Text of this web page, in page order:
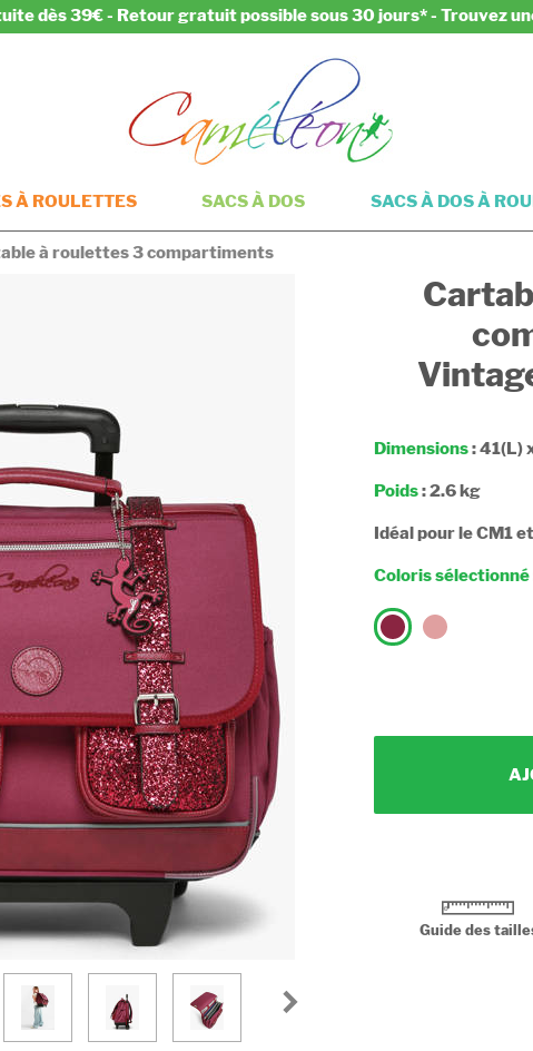
dès 39€ - Retour gratuit possible sous 30 jours* - Trouvez
À ROULETTES SACS À DOS SACS À DOS À
à roulettes 3 compartiments
Dimensions: 41(L)
Poids: 2.6 kg
Idéal pour le CM1
Coloris sélectionné
Guide des